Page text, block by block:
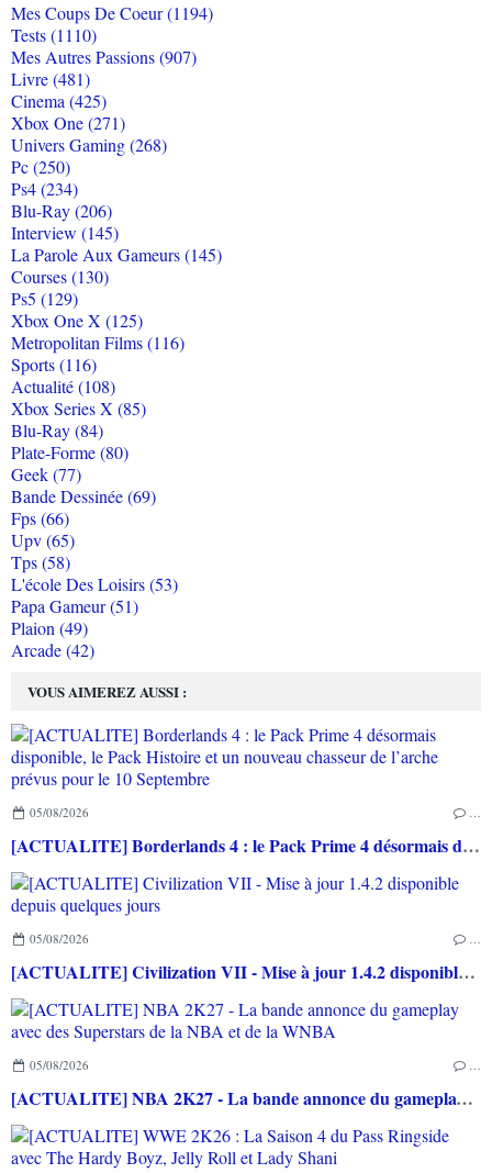
VOUS AIMEREZ AUSSI :
05/08/2026 …
[ACTUALITE] Borderlands 4 : le Pack Prime 4 désormais disponible, le Pack Histoire et un nouveau chasseur de l’arche prévus pour le 10 Septembre
05/08/2026 …
[ACTUALITE] Civilization VII - Mise à jour 1.4.2 disponible depuis quelques jours
05/08/2026 …
[ACTUALITE] NBA 2K27 - La bande annonce du gameplay avec des Superstars de la NBA et de la WNBA
Mes Coups De Coeur (1194)
Tests (1110)
Mes Autres Passions (907)
Livre (481)
Cinema (425)
Xbox One (271)
Univers Gaming (268)
Pc (250)
Ps4 (234)
Blu-Ray (206)
Interview (145)
La Parole Aux Gameurs (145)
Courses (130)
Ps5 (129)
Xbox One X (125)
Metropolitan Films (116)
Sports (116)
Actualité (108)
Xbox Series X (85)
Blu-Ray (84)
Plate-Forme (80)
Geek (77)
Bande Dessinée (69)
Fps (66)
Upv (65)
Tps (58)
L'école Des Loisirs (53)
Papa Gameur (51)
Plaion (49)
Arcade (42)